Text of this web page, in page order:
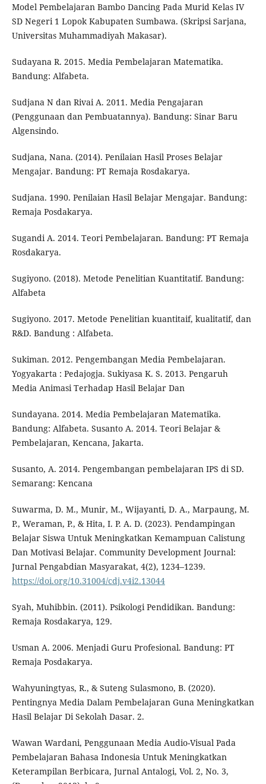
Model Pembelajaran Bambo Dancing Pada Murid Kelas IV
SD Negeri 1 Lopok Kabupaten Sumbawa. (Skripsi Sarjana,
Universitas Muhammadiyah Makasar).
Sudayana R. 2015. Media Pembelajaran Matematika.
Bandung: Alfabeta.
Sudjana N dan Rivai A. 2011. Media Pengajaran
(Penggunaan dan Pembuatannya). Bandung: Sinar Baru
Algensindo.
Sudjana, Nana. (2014). Penilaian Hasil Proses Belajar
Mengajar. Bandung: PT Remaja Rosdakarya.
Sudjana. 1990. Penilaian Hasil Belajar Mengajar. Bandung:
Remaja Posdakarya.
Sugandi A. 2014. Teori Pembelajaran. Bandung: PT Remaja
Rosdakarya.
Sugiyono. (2018). Metode Penelitian Kuantitatif. Bandung:
Alfabeta
Sugiyono. 2017. Metode Penelitian kuantitaif, kualitatif, dan
R&D. Bandung : Alfabeta.
Sukiman. 2012. Pengembangan Media Pembelajaran.
Yogyakarta : Pedajogja. Sukiyasa K. S. 2013. Pengaruh
Media Animasi Terhadap Hasil Belajar Dan
Sundayana. 2014. Media Pembelajaran Matematika.
Bandung: Alfabeta. Susanto A. 2014. Teori Belajar &
Pembelajaran, Kencana, Jakarta.
Susanto, A. 2014. Pengembangan pembelajaran IPS di SD.
Semarang: Kencana
Suwarma, D. M., Munir, M., Wijayanti, D. A., Marpaung, M.
P., Weraman, P., & Hita, I. P. A. D. (2023). Pendampingan
Belajar Siswa Untuk Meningkatkan Kemampuan Calistung
Dan Motivasi Belajar. Community Development Journal:
Jurnal Pengabdian Masyarakat, 4(2), 1234–1239.
https://doi.org/10.31004/cdj.v4i2.13044
Syah, Muhibbin. (2011). Psikologi Pendidikan. Bandung:
Remaja Rosdakarya, 129.
Usman A. 2006. Menjadi Guru Profesional. Bandung: PT
Remaja Posdakarya.
Wahyuningtyas, R., & Suteng Sulasmono, B. (2020).
Pentingnya Media Dalam Pembelajaran Guna Meningkatkan
Hasil Belajar Di Sekolah Dasar. 2.
Wawan Wardani, Penggunaan Media Audio-Visual Pada
Pembelajaran Bahasa Indonesia Untuk Meningkatkan
Keterampilan Berbicara, Jurnal Antalogi, Vol. 2, No. 3,